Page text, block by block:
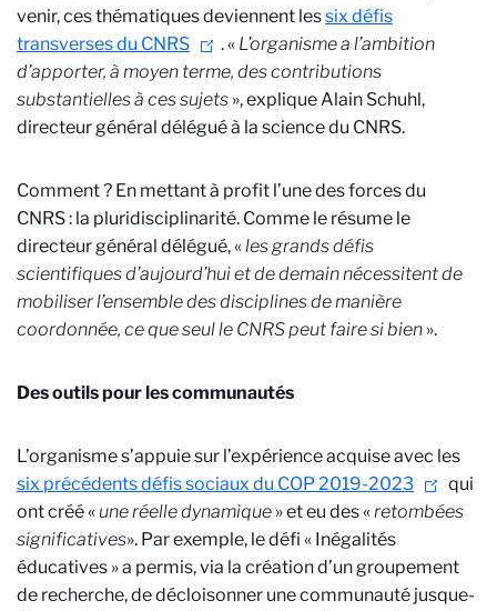
venir, ces thématiques deviennent lessix défis
transverses du CNRS
. « L’organisme a l’ambition
d’apporter, à moyen terme, des contributions
substantielles à ces sujets », explique Alain Schuhl,
directeur général délégué à la science du CNRS.
Comment ? En mettant à profit l’une des forces du
CNRS : la pluridisciplinarité. Comme le résume le
directeur général délégué, «les grands défis
scientifiques d’aujourd’hui et de demain nécessitent de
mobiliser l’ensemble des disciplines de manière
coordonnée, ce que seul le CNRS peut faire si bien ».
Des outils pour les communautés
L’organisme s’appuie sur l’expérience acquise avec les
six précédents défis sociaux du COP 2019-2023
qui
ont créé « une réelle dynamique » et eu des «retombées
significatives». Par exemple, le défi « Inégalités
éducatives » a permis, via la création d’un groupement
de recherche, de décloisonner une communauté jusque-